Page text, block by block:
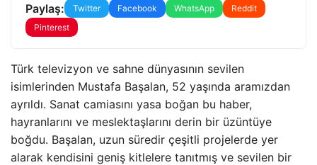
Paylaş: Twitter Facebook WhatsApp
Reddit
Pinterest
Türk televizyon ve sahne dünyasının sevilen
isimlerinden Mustafa Başalan, 52 yaşında aramızdan
ayrıldı. Sanat camiasını yasa boğan bu haber,
hayranlarını ve meslektaşlarını derin bir üzüntüye
boğdu. Başalan, uzun süredir çeşitli projelerde yer
alarak kendisini geniş kitlelere tanıtmış ve sevilen bir